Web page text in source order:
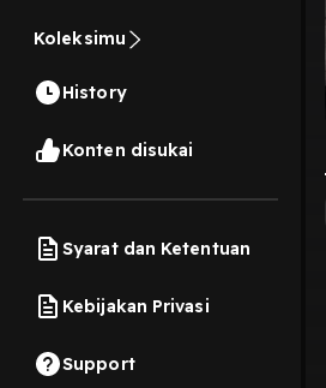
Koleksimu
History
Konten disukai
Syarat dan Ketentuan
Kebijakan Privasi
Support